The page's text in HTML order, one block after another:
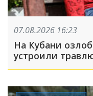
07.08.2026 16:23
На Кубани
устроили